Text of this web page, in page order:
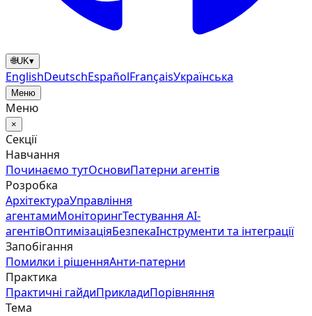
🌐UK▾
EnglishDeutschEspañolFrançaisУкраїнська
Меню
Меню
×
Секції
Навчання
Починаємо тутОсновиПатерни агентів
Розробка
АрхітектураУправління
агентамиМоніторингТестування AI-
агентівОптимізаціяБезпекаІнструменти та інтеграції
Запобігання
Помилки і рішенняАнти‑патерни
Практика
Практичні гайдиПрикладиПорівняння
Тема